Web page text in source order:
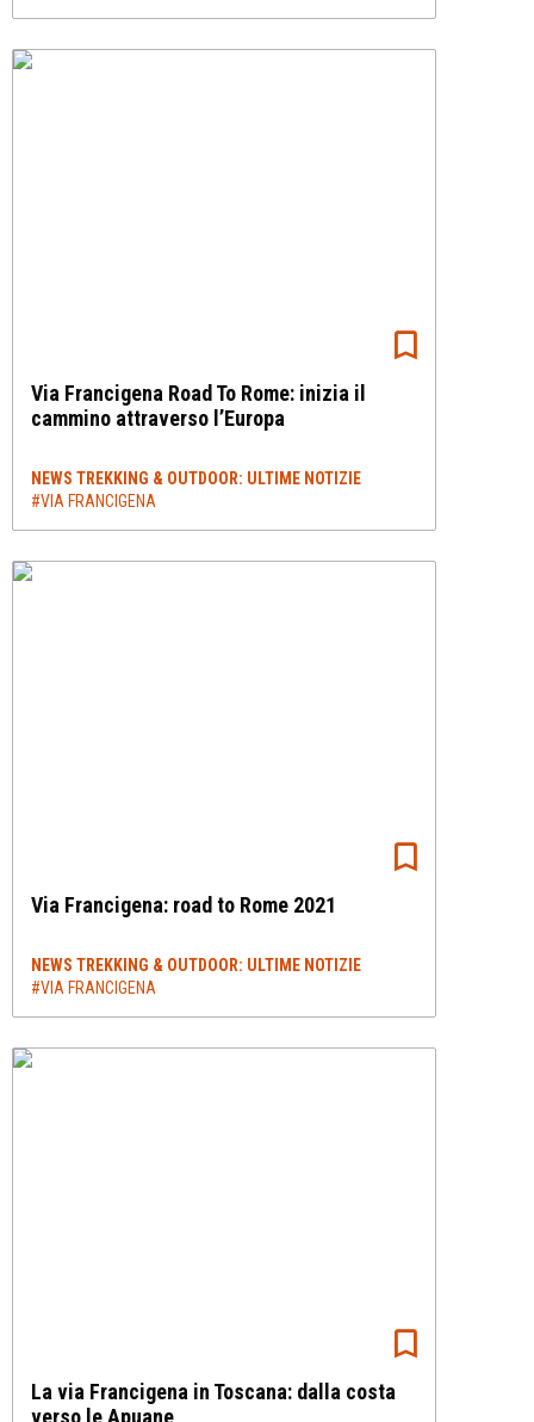
Via Francigena Road To Rome: inizia il
cammino attraverso l’Europa
NEWS TREKKING & OUTDOOR: ULTIME NOTIZIE
#VIA FRANCIGENA
Via Francigena: road to Rome 2021
NEWS TREKKING & OUTDOOR: ULTIME NOTIZIE
#VIA FRANCIGENA
La via Francigena in Toscana: dalla costa
verso le Apuane